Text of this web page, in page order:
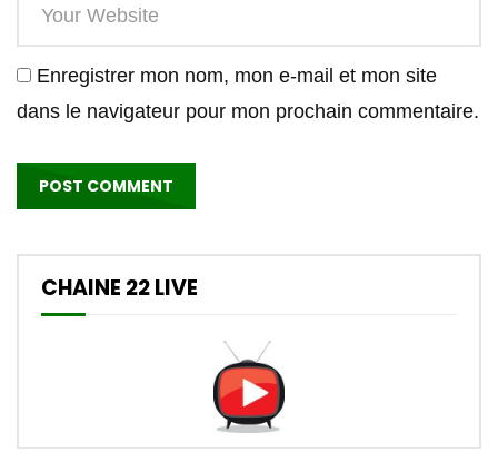
Enregistrer mon nom, mon e-mail et mon site
dans le navigateur pour mon prochain commentaire.
CHAINE 22 LIVE